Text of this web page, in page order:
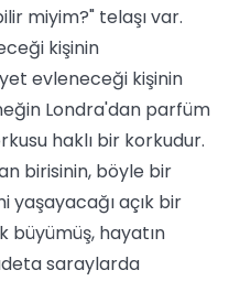
miyim?" telaşı var.
kişinin
evleneceği kişinin
Londra'dan parfüm
haklı bir korkudur.
birisinin, böyle bir
yaşayacağı açık bir
büyümüş, hayatın
saraylarda